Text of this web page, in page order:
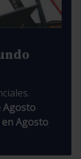
Agosto
en Agosto